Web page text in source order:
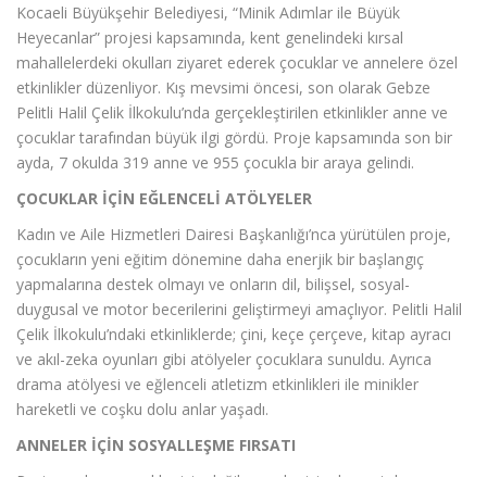
Kocaeli Büyükşehir Belediyesi, “Minik Adımlar ile Büyük
Heyecanlar” projesi kapsamında, kent genelindeki kırsal
mahallelerdeki okulları ziyaret ederek çocuklar ve annelere özel
etkinlikler düzenliyor. Kış mevsimi öncesi, son olarak Gebze
Pelitli Halil Çelik İlkokulu’nda gerçekleştirilen etkinlikler anne ve
çocuklar tarafından büyük ilgi gördü. Proje kapsamında son bir
ayda, 7 okulda 319 anne ve 955 çocukla bir araya gelindi.
ÇOCUKLAR İÇİN EĞLENCELİ ATÖLYELER
Kadın ve Aile Hizmetleri Dairesi Başkanlığı’nca yürütülen proje,
çocukların yeni eğitim dönemine daha enerjik bir başlangıç
yapmalarına destek olmayı ve onların dil, bilişsel, sosyal-
duygusal ve motor becerilerini geliştirmeyi amaçlıyor. Pelitli Halil
Çelik İlkokulu’ndaki etkinliklerde; çini, keçe çerçeve, kitap ayracı
ve akıl-zeka oyunları gibi atölyeler çocuklara sunuldu. Ayrıca
drama atölyesi ve eğlenceli atletizm etkinlikleri ile minikler
hareketli ve coşku dolu anlar yaşadı.
ANNELER İÇİN SOSYALLEŞME FIRSATI